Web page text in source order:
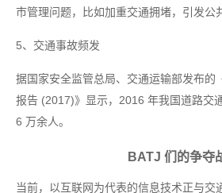
市管理问题，比如加重交通拥堵，引发公
5、交通事故频发
据国家安全监管总局、交通运输部发布的
报告 (2017)》显示，2016 年我国道路交
6 万余人。
BATJ 们的争夺
当前，以互联网为代表的信息技术正与交